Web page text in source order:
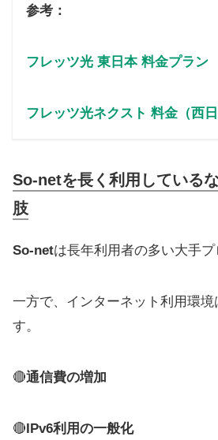
参考：
フレッツ光 東日本 料金プラン
フレッツ光ネクスト 料金（西日
So-netを長く利用している
肢
So-netは長年利用者の多い大手プ
一方で、インターネット利用環境
す。
🔴通信費の増加
🔴IPv6利用の一般化